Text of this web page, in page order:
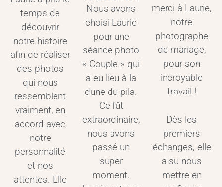
temps de
découvrir
notre histoire
afin de réaliser
des photos
qui nous
ressemblent
vraiment, en
accord avec
notre
personnalité
et nos
attentes. Elle
Nous avons
choisi Laurie
pour une
séance photo
« Couple » qui
a eu lieu à la
dune du pila.
Ce fût
extraordinaire,
nous avons
passé un
super
moment.
merci à Laurie,
notre
photographe
de mariage,
pour son
incroyable
travail !
Dès les
premiers
échanges, elle
a su nous
mettre en